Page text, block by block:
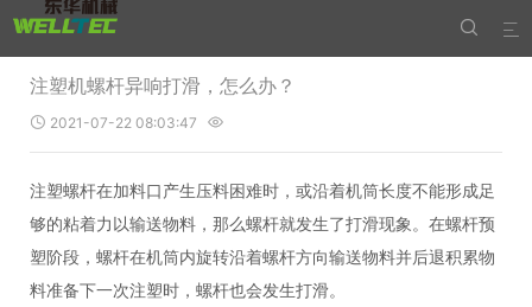


注塑机螺杆异响打滑，怎么办？
 2021-07-22 08:03:47 
注塑螺杆在加料口产生压料困难时，或沿着机筒长度不能形成足
够的粘着力以输送物料，那么螺杆就发生了打滑现象。在螺杆预
塑阶段，螺杆在机筒内旋转沿着螺杆方向输送物料并后退积累物
料准备下一次注塑时，螺杆也会发生打滑。